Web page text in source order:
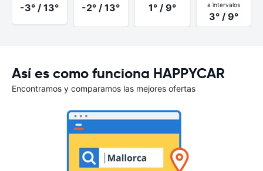
-3° / 13° -2° / 13° 1° / 9°
a intervalos
3° / 9°
Así es como funciona HAPPYCAR
Encontramos y comparamos las mejores ofertas